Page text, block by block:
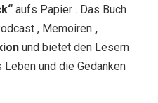
aufs Papier . Das Buch
, Memoiren ,
und bietet den Lesern
und die Gedanken